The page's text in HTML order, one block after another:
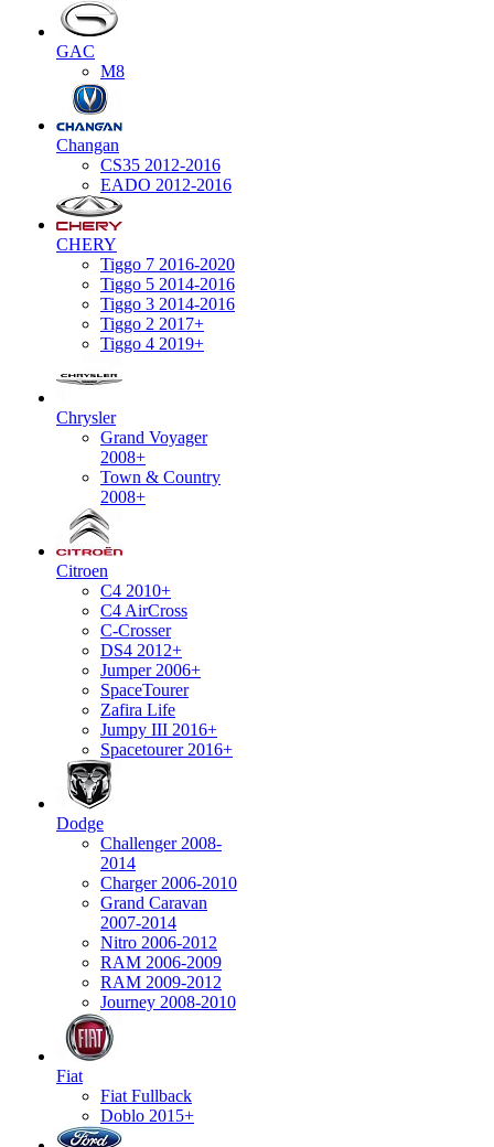
GAC
M8
Changan
CS35 2012-2016
EADO 2012-2016
CHERY
Tiggo 7 2016-2020
Tiggo 5 2014-2016
Tiggo 3 2014-2016
Tiggo 2 2017+
Tiggo 4 2019+
Chrysler
Grand Voyager
2008+
Town & Country
2008+
Citroen
C4 2010+
C4 AirCross
C-Crosser
DS4 2012+
Jumper 2006+
SpaceTourer
Zafira Life
Jumpy III 2016+
Spacetourer 2016+
Dodge
Challenger 2008-
2014
Charger 2006-2010
Grand Caravan
2007-2014
Nitro 2006-2012
RAM 2006-2009
RAM 2009-2012
Journey 2008-2010
Fiat
Fiat Fullback
Doblo 2015+